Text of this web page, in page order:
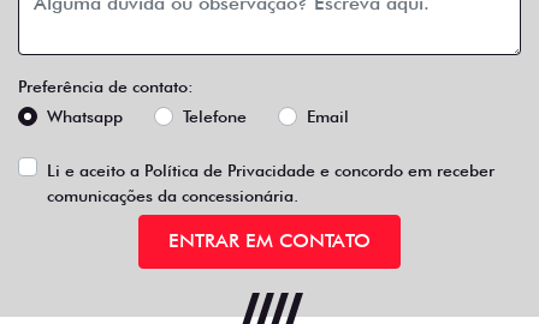
Preferência de contato:
Whatsapp
Telefone Email
Li e aceito a Política de Privacidade e concordo em receber
comunicações da concessionária.
ENTRAR EM CONTATO